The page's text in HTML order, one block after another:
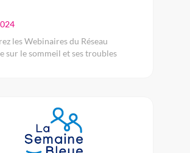
les Webinaires du Réseau
sur le sommeil et ses troubles